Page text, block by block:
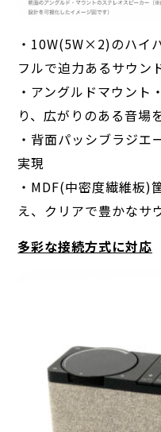
・10W(5W×2)のハイ
フルで迫力あるサウン
・アングルドマウント
り、広がりのある音場
・背面パッシブラジエ
実現
・MDF(中密度繊維板)
え、クリアで豊かなサ
多彩な接続方式に対応